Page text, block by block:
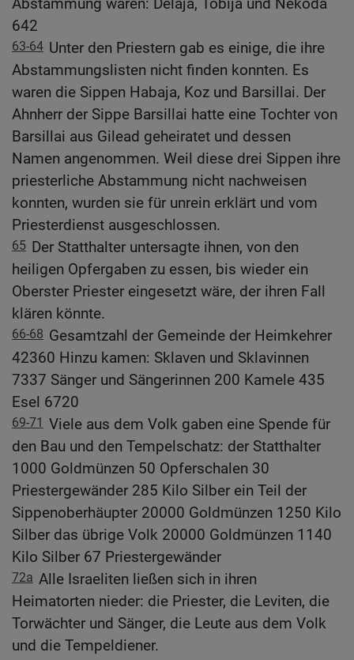
Abstammung waren: Delaja, Tobija und Nekoda
642
63-64 Unter den Priestern gab es einige, die ihre
Abstammungslisten nicht finden konnten. Es
waren die Sippen Habaja, Koz und Barsillai. Der
Ahnherr der Sippe Barsillai hatte eine Tochter von
Barsillai aus Gilead geheiratet und dessen
Namen angenommen. Weil diese drei Sippen ihre
priesterliche Abstammung nicht nachweisen
konnten, wurden sie für unrein erklärt und vom
Priesterdienst ausgeschlossen.
65 Der Statthalter untersagte ihnen, von den
heiligen Opfergaben zu essen, bis wieder ein
Oberster Priester eingesetzt wäre, der ihren Fall
klären könnte.
66-68 Gesamtzahl der Gemeinde der Heimkehrer
42360 Hinzu kamen: Sklaven und Sklavinnen
7337 Sänger und Sängerinnen 200 Kamele 435
Esel 6720
69-71 Viele aus dem Volk gaben eine Spende für
den Bau und den Tempelschatz: der Statthalter
1000 Goldmünzen 50 Opferschalen 30
Priestergewänder 285 Kilo Silber ein Teil der
Sippenoberhäupter 20000 Goldmünzen 1250 Kilo
Silber das übrige Volk 20000 Goldmünzen 1140
Kilo Silber 67 Priestergewänder
72a Alle Israeliten ließen sich in ihren
Heimatorten nieder: die Priester, die Leviten, die
Torwächter und Sänger, die Leute aus dem Volk
und die Tempeldiener.